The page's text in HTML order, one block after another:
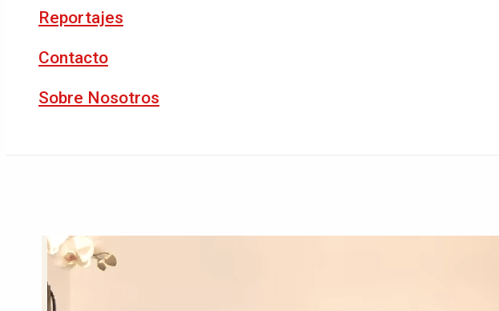
Reportajes
Contacto
Sobre Nosotros